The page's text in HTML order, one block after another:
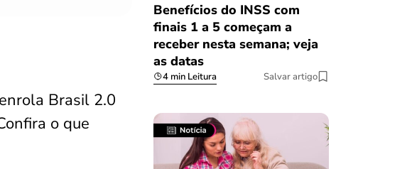
Brasil 2.0
o que
Benefícios do INSS com
finais 1 a 5 começam a
receber nesta semana; veja
as datas
4 min Leitura Salvar artigo